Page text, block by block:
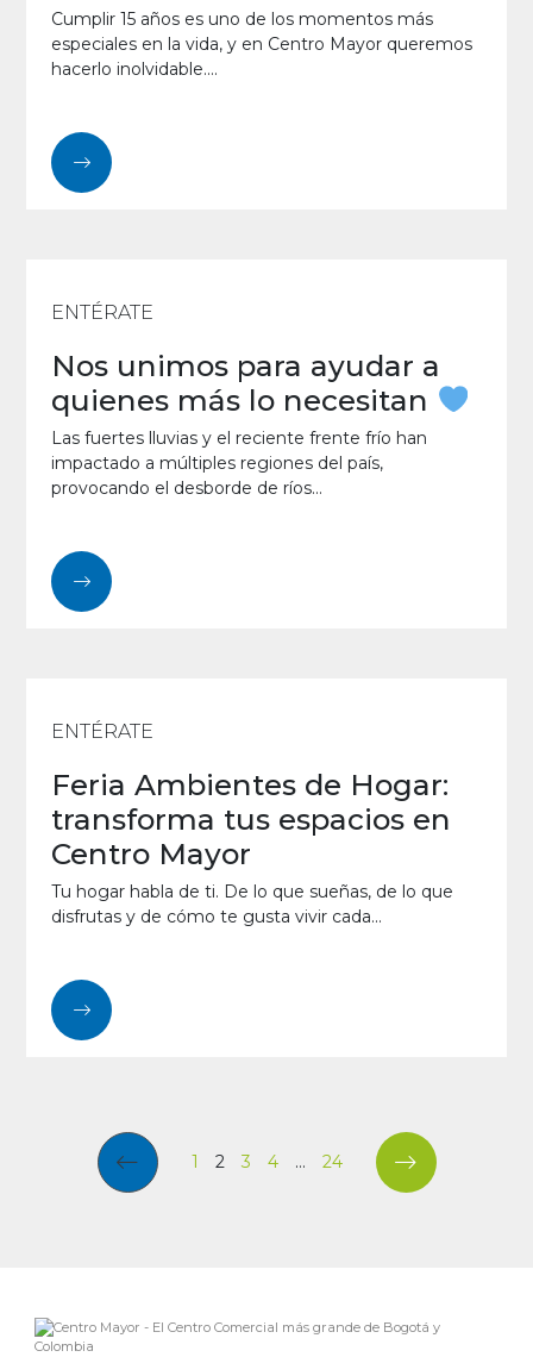
Cumplir 15 años es uno de los momentos más
especiales en la vida, y en Centro Mayor queremos
hacerlo inolvidable....
ENTÉRATE
Nos unimos para ayudar a
quienes más lo necesitan
Las fuertes lluvias y el reciente frente frío han
impactado a múltiples regiones del país,
provocando el desborde de ríos...
ENTÉRATE
Feria Ambientes de Hogar:
transforma tus espacios en
Centro Mayor
Tu hogar habla de ti. De lo que sueñas, de lo que
disfrutas y de cómo te gusta vivir cada...
1 2 3 4 … 24